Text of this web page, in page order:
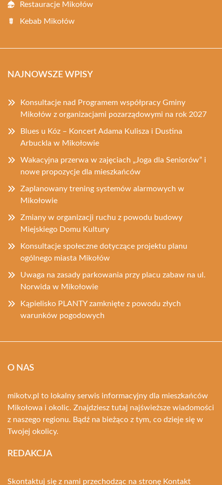
Restauracje Mikołów
Kebab Mikołów
NAJNOWSZE WPISY
Konsultacje nad Programem współpracy Gminy
Mikołów z organizacjami pozarządowymi na rok 2027
Blues u Kóz – Koncert Adama Kulisza i Dustina
Arbuckla w Mikołowie
Wakacyjna przerwa w zajęciach „Joga dla Seniorów” i
nowe propozycje dla mieszkańców
Zaplanowany trening systemów alarmowych w
Mikołowie
Zmiany w organizacji ruchu z powodu budowy
Miejskiego Domu Kultury
Konsultacje społeczne dotyczące projektu planu
ogólnego miasta Mikołów
Uwaga na zasady parkowania przy placu zabaw na ul.
Norwida w Mikołowie
Kąpielisko PLANTY zamknięte z powodu złych
warunków pogodowych
O NAS
mikotv.pl to lokalny serwis informacyjny dla mieszkańców
Mikołowa i okolic. Znajdziesz tutaj najświeższe wiadomości
z naszego regionu. Bądź na bieżąco z tym, co dzieje się w
Twojej okolicy.
REDAKCJA
Skontaktuj się z nami przechodząc na stronę Kontakt